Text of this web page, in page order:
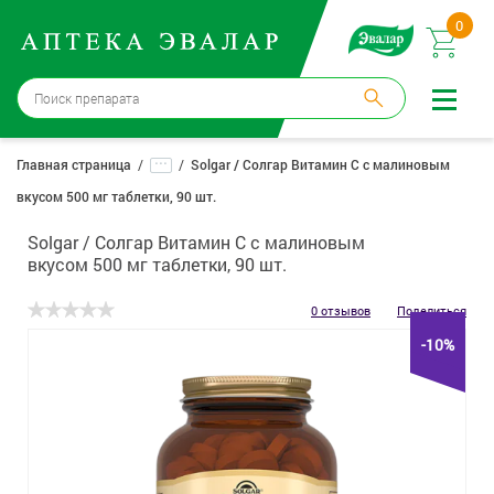
0
Москва→
12 аптек
Войти |
Регистрация
Доставка и оплата
Способ получения:
не выбран,изменить
Главная страница ...
Solgar / Солгар Витамин С с малиновым
вкусом 500 мг таблетки, 90 шт.
Solgar / Солгар Витамин С с малиновым
вкусом 500 мг таблетки, 90 шт.
0 отзывов Поделиться
-10%